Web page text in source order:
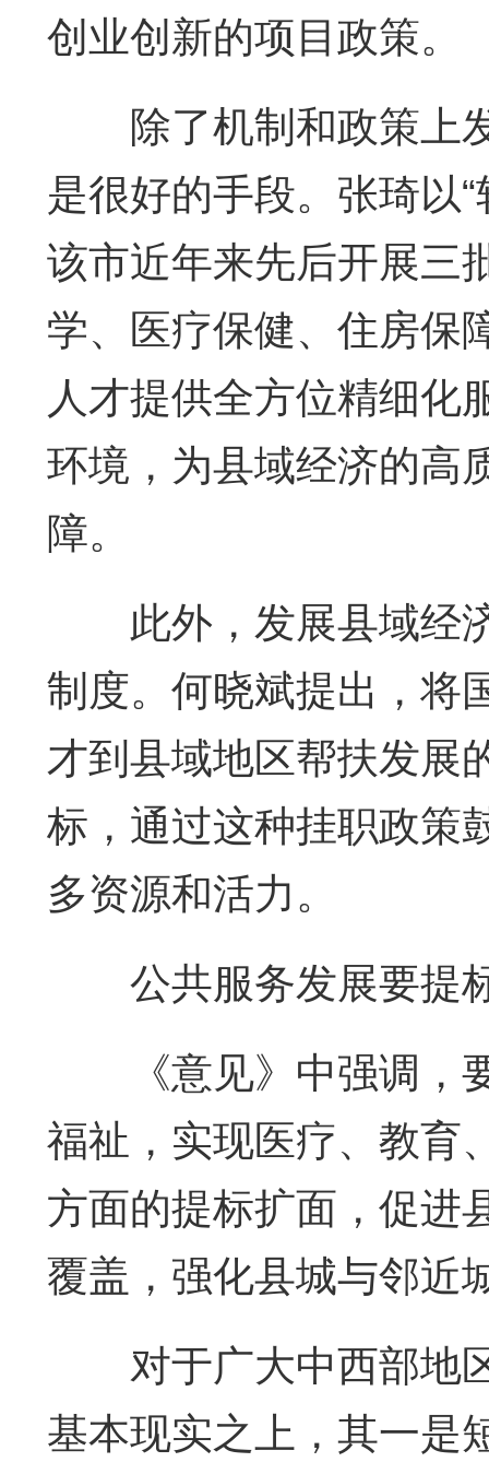
创业创新的项目政策。
除了机制和政策上发
是很好的手段。张琦以
该市近年来先后开展三
学、医疗保健、住房保
人才提供全方位精细化
环境，为县域经济的高
障。
此外，发展县域经济
制度。何晓斌提出，将
才到县域地区帮扶发展
标，通过这种挂职政策
多资源和活力。
公共服务发展要提
《意见》中强调，要
福祉，实现医疗、教育
方面的提标扩面，促进
覆盖，强化县城与邻近
对于广大中西部地区
基本现实之上，其一是